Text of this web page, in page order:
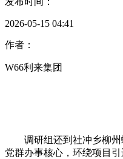
2026-05-15 04:41
作者：
W66利来集团
调研组还到社冲乡柳州
党群办事核心，环绕项目